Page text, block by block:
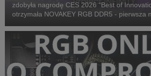
zdobyła nagrodę CES 2026 “Best of
otrzymała NOVAKEY RGB DDR5 - pierwsza